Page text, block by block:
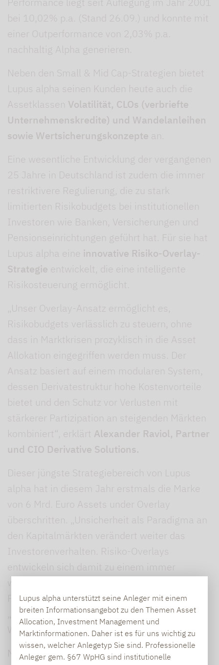
Lupus alpha unterstützt seine Anleger mit einem
breiten Informationsangebot zu den Themen Asset
Allocation, Investment Management und
Marktinformationen. Daher ist es für uns wichtig zu
wissen, welcher Anlegetyp Sie sind. Professionelle
Anleger gem. §67 WpHG sind institutionelle
bei 10,02% p.a. (Stand 26.09.) und konnte mit
einer Outperformance von 2,03% p.a.
nachhaltig Alpha generieren.
Neben den Small & Mid Cap-Strategien bietet
Lupus alpha seinen Kunden heute auch die
Assetklassen Volatilität, CLOs (verbriefte
Unternehmenskredite) und Wandelanleihen
sowie Wertsicherungskonzepte an.
Eine wesentliche Entwicklung der vergangenen
25 Jahre in Deutschland ist zudem die immer
restriktivere Regulierung, die zu stark
limitierten Risikobudgets bei institutionellen
Investoren wie Banken, Versicherungen und
Pensionseinrichtungen geführt hat. Für sie hat
Lupus alpha eine innovative Risiko-Overlay-
Strategie entwickelt, die eine intelligente
Risikosteuerung ermöglicht.
„Unser Overlay-Ansatz ermöglicht es,
Risikobudgets verlässlich zu steuern, ohne
dass in Marktkrisen prozyklisch in die Asset
Allokation eingegriffen werden muss. Der
Ansatz basiert auf einem modularen System,
dessen Derivatestruktur hohe Kostenvorteile
bietet und den Schutz vor Verlusten mit
stärkerer Partizipation an steigenden Märkten
kombiniert“, erklärt Alexander Raviol, Partner
und CIO Derivative Solutions.
Dieser jüngste Strategiebereich von Lupus
alpha hat in diesem Jahr erstmals die Marke
von 6 Mrd. Euro Assets under Overlay
überschritten. „Unsicherheit als Paradigma an
den Kapitalmärkten verändert weiter das
Investorenverhalten. Risiko-Overlays
entwickeln sich damit zu einem immer
wichtigeren Baustein für institutionelle
Portfolios“, kommentiertRalf Lochmüller.
„Hier sehen wir für die Zukunft erhebliches
Wachstumspotenzial.“
Mit seinem Geschäftsmodell aus